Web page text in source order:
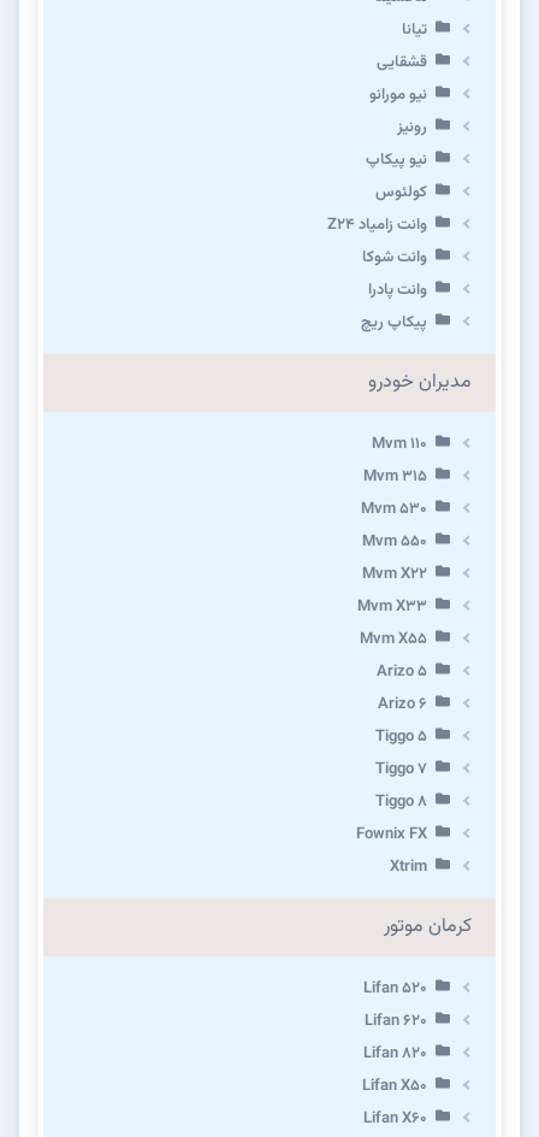
تیانا
قشقایی
نیو مورانو
رونیز
نیو پیکاپ
كولئوس
وانت زامیاد Z24
وانت شوکا
وانت پادرا
پیکاپ ریچ
مدیران خودرو
Mvm 110
Mvm 315
Mvm 530
Mvm 550
Mvm X22
Mvm X33
Mvm X55
Arizo 5
Arizo 6
Tiggo 5
Tiggo 7
Tiggo 8
Fownix FX
Xtrim
کرمان موتور
Lifan 520
Lifan 620
Lifan 820
Lifan X50
Lifan X60